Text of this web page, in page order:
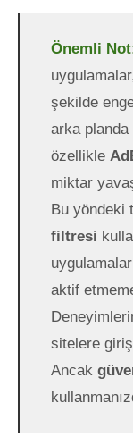
Önemli
şekilde
arka planda
özellikle
miktar
Bu yöndeki
filtresi
aktif
sitelere
Ancak